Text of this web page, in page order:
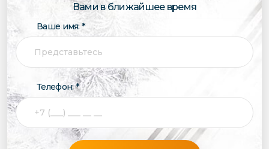
Вами в ближайшее время
Ваше имя: *
Телефон: *